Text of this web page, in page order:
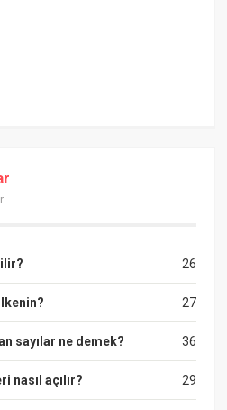
26
27
36
sayılar ne demek?
29
nasıl açılır?